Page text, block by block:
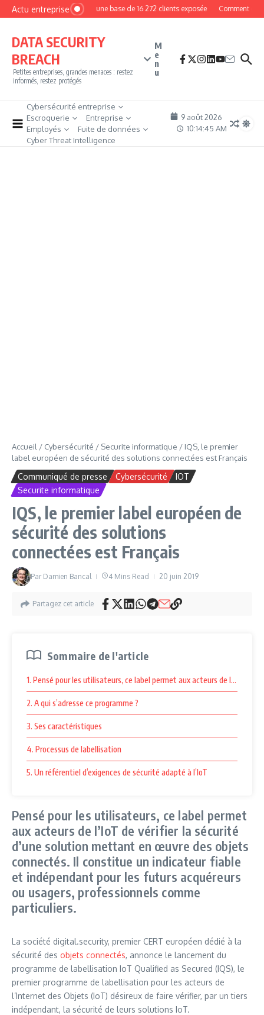
Aller au contenu
Actu entrepriseMyPhoto : une base de 16 272 clients exposée Comment
DATA SECURITY
BREACH
Petites entreprises, grandes menaces : restez
informés, restez protégés
M
e
n
u
Cybersécurité entreprise
Escroquerie
Entreprise
Employés
Fuite de données
Cyber Threat Intelligence
9 août 2026
10:14:46 AM
Accueil / Cybersécurité / Securite informatique / IQS, le premier
label européen de sécurité des solutions connectées est Français
Communiqué de presse Cybersécurité
IOT
Securite informatique
IQS, le premier label européen de
sécurité des solutions
connectées est Français
Par Damien Bancal 4 Mins Read 20 juin 2019
Partagez cet article
Sommaire de l'article
1. Pensé pour les utilisateurs, ce label permet aux acteurs de l’IoT
2. A qui s’adresse ce programme ?
3. Ses caractéristiques
4. Processus de labellisation
5. Un référentiel d’exigences de sécurité adapté à l’IoT
Pensé pour les utilisateurs, ce label permet
aux acteurs de l’IoT de vérifier la sécurité
d’une solution mettant en œuvre des objets
connectés. Il constitue un indicateur fiable
et indépendant pour les futurs acquéreurs
ou usagers, professionnels comme
particuliers.
La société digital.security, premier CERT européen dédié à la
sécurité des objets connectés, annonce le lancement du
programme de labellisation IoT Qualified as Secured (IQS), le
premier programme de labellisation pour les acteurs de
l’Internet des Objets (IoT) désireux de faire vérifier, par un tiers
indépendant, la sécurité de leurs solutions IoT.